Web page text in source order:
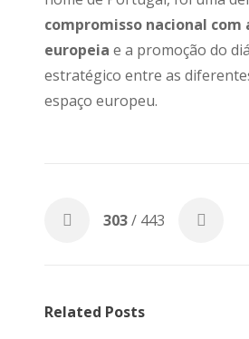
compromisso nacional com
europeia e a promoção do
estratégico entre as
espaço europeu.
303/ 443
Related Posts